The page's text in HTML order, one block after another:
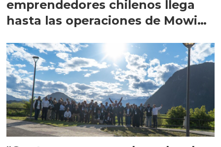
emprendedores chilenos llega
hasta las operaciones de Mowi